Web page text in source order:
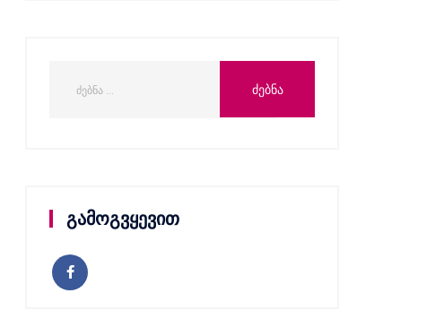
გამოგვყევით